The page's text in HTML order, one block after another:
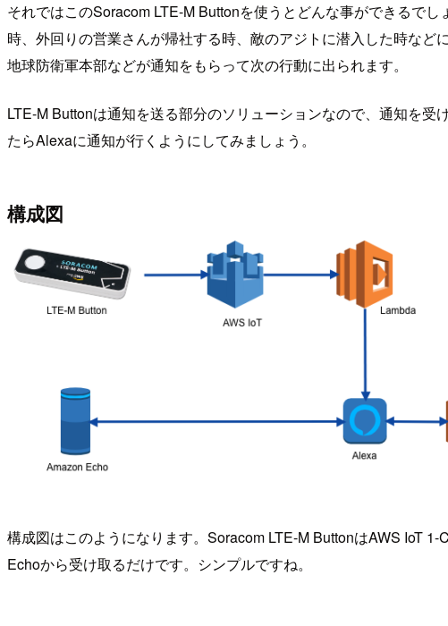
それではこのSoracom LTE-M Buttonを使うとどんな事ができるで
時、外回りの営業さんが帰社する時、敵のアジトに潜入した時など
地球防衛軍本部などが通知をもらって次の行動に出られます。
LTE-M Buttonは通知を送る部分のソリューションなので、通知を
たらAlexaに通知が行くようにしてみましょう。
構成図
構成図はこのようになります。Soracom LTE-M ButtonはAWS IoT
Echoから受け取るだけです。シンプルですね。